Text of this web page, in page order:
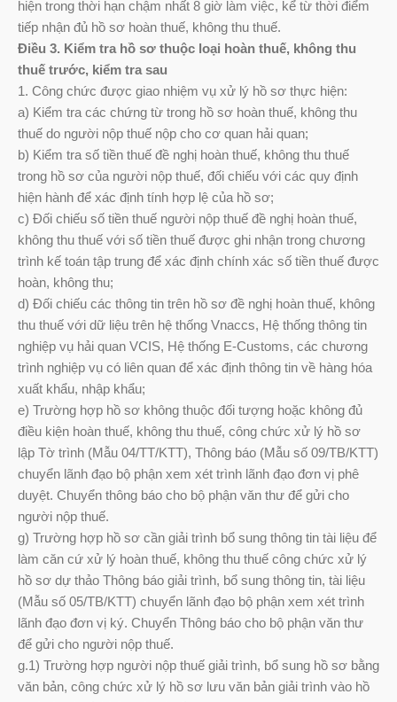
hiện trong thời hạn chậm nhất 8 giờ làm việc, kể từ thời điểm
tiếp nhận đủ hồ sơ hoàn thuế, không thu thuế.
Điều 3. Kiểm tra hồ sơ thuộc loại hoàn thuế, không thu
thuế trước, kiểm tra sau
1. Công chức được giao nhiệm vụ xử lý hồ sơ thực hiện:
a) Kiểm tra các chứng từ trong hồ sơ hoàn thuế, không thu
thuế do người nộp thuế nộp cho cơ quan hải quan;
b) Kiểm tra số tiền thuế đề nghị hoàn thuế, không thu thuế
trong hồ sơ của người nộp thuế, đối chiếu với các quy định
hiện hành để xác định tính hợp lệ của hồ sơ;
c) Đối chiếu số tiền thuế người nộp thuế đề nghị hoàn thuế,
không thu thuế với số tiền thuế được ghi nhận trong chương
trình kế toán tập trung để xác định chính xác số tiền thuế được
hoàn, không thu;
d) Đối chiếu các thông tin trên hồ sơ đề nghị hoàn thuế, không
thu thuế với dữ liệu trên hệ thống Vnaccs, Hệ thống thông tin
nghiệp vụ hải quan VCIS, Hệ thống E-Customs, các chương
trình nghiệp vụ có liên quan để xác định thông tin về hàng hóa
xuất khẩu, nhập khẩu;
e) Trường hợp hồ sơ không thuộc đối tượng hoặc không đủ
điều kiện hoàn thuế, không thu thuế, công chức xử lý hồ sơ
lập Tờ trình (Mẫu 04/TT/KTT), Thông báo (Mẫu số 09/TB/KTT)
chuyển lãnh đạo bộ phận xem xét trình lãnh đạo đơn vị phê
duyệt. Chuyển thông báo cho bộ phận văn thư để gửi cho
người nộp thuế.
g) Trường hợp hồ sơ cần giải trình bổ sung thông tin tài liệu để
làm căn cứ xử lý hoàn thuế, không thu thuế công chức xử lý
hồ sơ dự thảo Thông báo giải trình, bổ sung thông tin, tài liệu
(Mẫu số 05/TB/KTT) chuyển lãnh đạo bộ phận xem xét trình
lãnh đạo đơn vị ký. Chuyển Thông báo cho bộ phận văn thư
để gửi cho người nộp thuế.
g.1) Trường hợp người nộp thuế giải trình, bổ sung hồ sơ bằng
văn bản, công chức xử lý hồ sơ lưu văn bản giải trình vào hồ